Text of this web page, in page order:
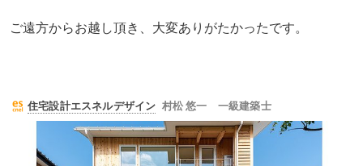
ご遠方からお越し頂き、大変ありがたかったです。